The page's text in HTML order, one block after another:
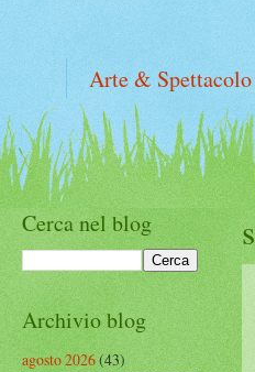
Arte & Spettacolo
Cerca nel blog
Archivio blog
agosto 2026(43)